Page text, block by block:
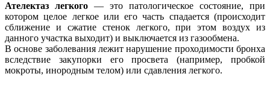
Ателектаз легкого — это патологическое состояние, при
котором целое легкое или его часть спадается (происходит
сближение и сжатие стенок легкого, при этом воздух из
данного участка выходит) и выключается из газообмена.
В основе заболевания лежит нарушение проходимости бронха
вследствие закупорки его просвета (например, пробкой
мокроты, инородным телом) или сдавления легкого.